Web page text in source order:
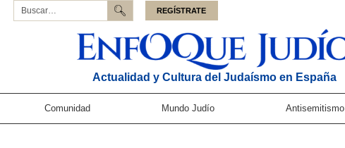
REGÍSTRATE
Actualidad y Cultura del Judaísmo en España
Comunidad Mundo Judío Antisemitismo